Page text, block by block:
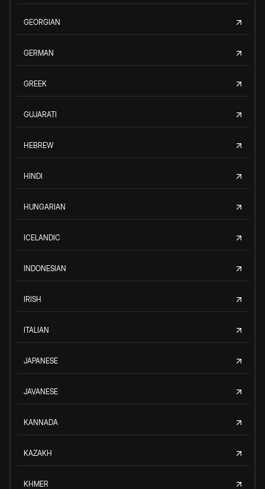
GEORGIAN
GERMAN
GREEK
GUJARATI
HEBREW
HINDI
HUNGARIAN
ICELANDIC
INDONESIAN
IRISH
ITALIAN
JAPANESE
JAVANESE
KANNADA
KAZAKH
KHMER